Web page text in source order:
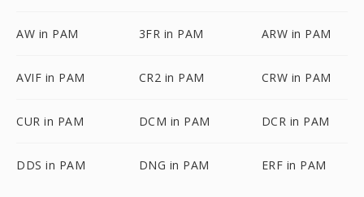
AW in PAM 3FR in PAM ARW in PAM
AVIF in PAM CR2 in PAM CRW in PAM
CUR in PAM DCM in PAM DCR in PAM
DDS in PAM DNG in PAM ERF in PAM